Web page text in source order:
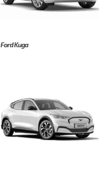
Ford Kuga